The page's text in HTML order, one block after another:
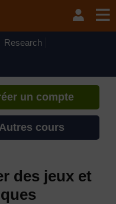
Research
un compte, vous
un profil
un compte
Autres cours
des jeux et